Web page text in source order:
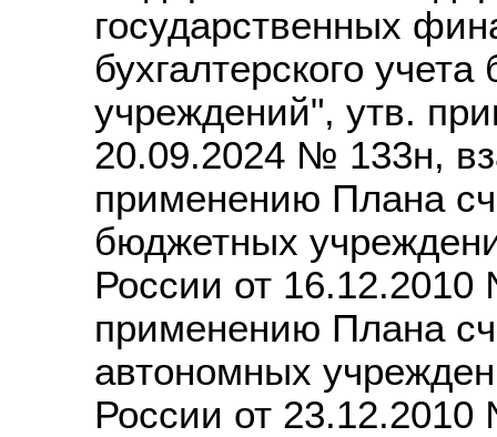
государственных
бухгалтерского
учреждений", утв.
20.09.2024 № 133н,
применению Плана
бюджетных
России от
применению Плана
автономных
России от